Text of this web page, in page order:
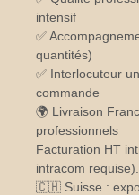
intensif
✅
quantités)
✅ Interlocuteur
commande
🌍 Livraison
professionnels
Facturation HT
intracom requise).
🇨🇭 Suisse :